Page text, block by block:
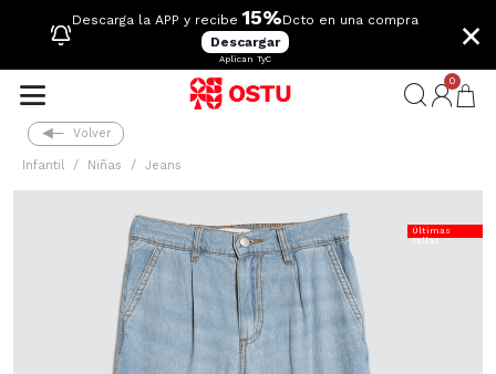
Descarga la APP y recibe 15%Dcto en una compra
Descargar
Aplican TyC
×
0
Volver
Infantil Niñas Jeans
Últimas
Tallas